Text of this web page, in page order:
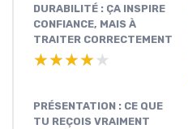
DURABILITÉ : ÇA INSPIRE
CONFIANCE, MAIS À
TRAITER CORRECTEMENT
★★★★★
★★★★★
PRÉSENTATION : CE QUE
TU REÇOIS VRAIMENT